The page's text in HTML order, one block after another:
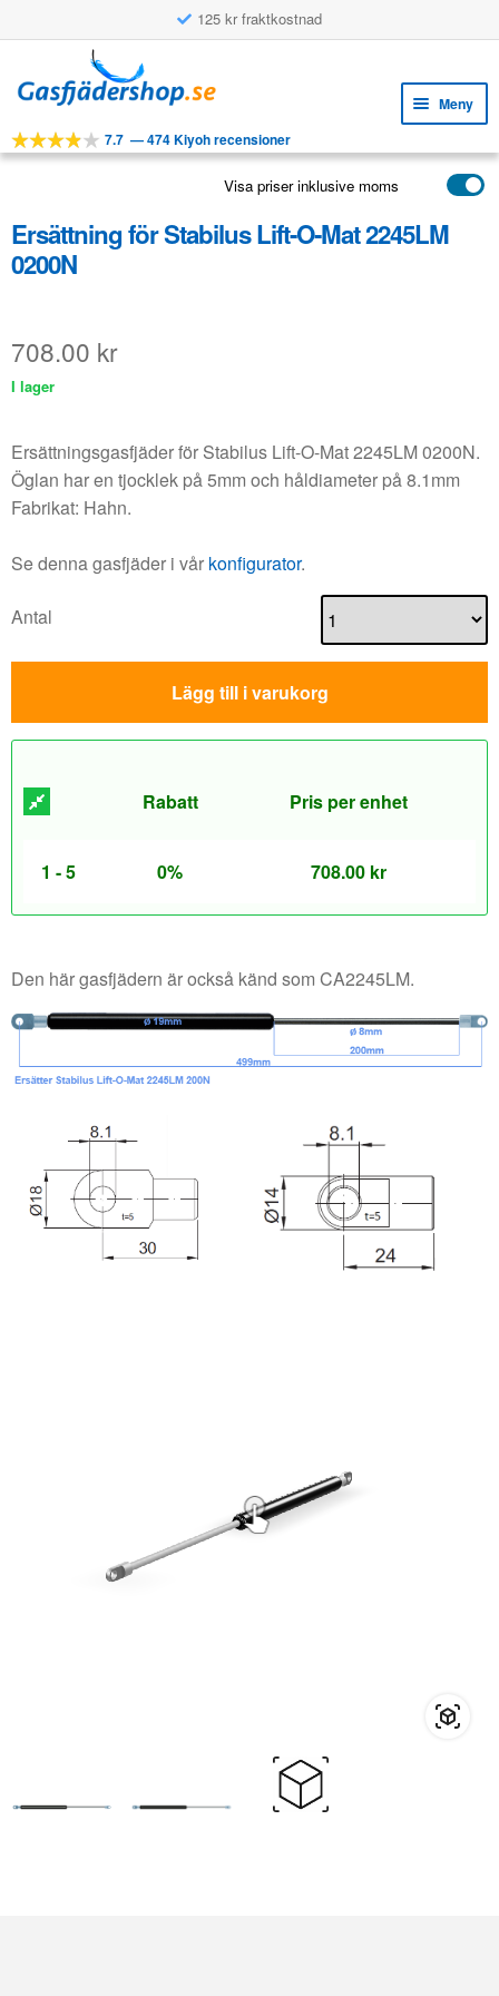
125 kr fraktkostnad
till
navigering
till
innehåll
Meny
VERKTYG
APPLIKATIONER
KUNDSERVICE
7.7 —474 Kiyoh recensioner
Visa priser inklusive moms
Ersättning för Stabilus Lift-O-Mat 2245LM
0200N
708.00 kr
I lager
Ersättningsgasfjäder för Stabilus Lift-O-Mat 2245LM 0200N.
Öglan har en tjocklek på 5mm och håldiameter på 8.1mm
Fabrikat: Hahn.
Se denna gasfjäder i vår konfigurator.
Antal
Lägg till i varukorg
Rabatt Pris per enhet
1 - 5 0% 708.00 kr
Den här gasfjädern är också känd som CA2245LM.